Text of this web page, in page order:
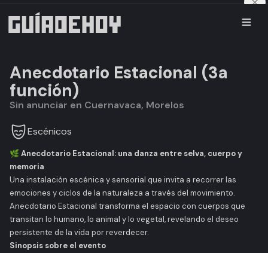
Anecdotario Estacional (3a
función)
Sin anunciar en Cuernavaca, Morelos
Escénicos
🌿 Anecdotario Estacional: una danza entre selva, cuerpo y
memoria
Una instalación escénica y sensorial que invita a recorrer las
emociones y ciclos de la naturaleza a través del movimiento.
Anecdotario Estacional transforma el espacio con cuerpos que
transitan lo humano, lo animal y lo vegetal, revelando el deseo
persistente de la vida por reverdecer.
Sinopsis sobre el evento